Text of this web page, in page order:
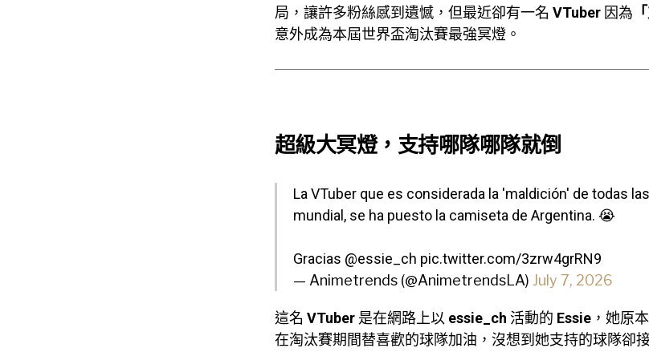
局，讓許多粉絲感到遺憾，但最近卻有一名 VTuber 因為
意外成為本屆世界盃淘汰賽最強冥燈。
超級大冥燈，支持哪隊哪隊就倒
La VTuber que es considerada la 'maldición' de todas
mundial, se ha puesto la camiseta de Argentina. 😭
Gracias @essie_ch pic.twitter.com/3zrw4grRN9
— Animetrends (@AnimetrendsLA) July 7, 2026
這名 VTuber 是在網路上以 essie_ch 活動的 Essie ，她原
在淘汰賽期間替喜歡的球隊加油，沒想到她支持的球隊卻